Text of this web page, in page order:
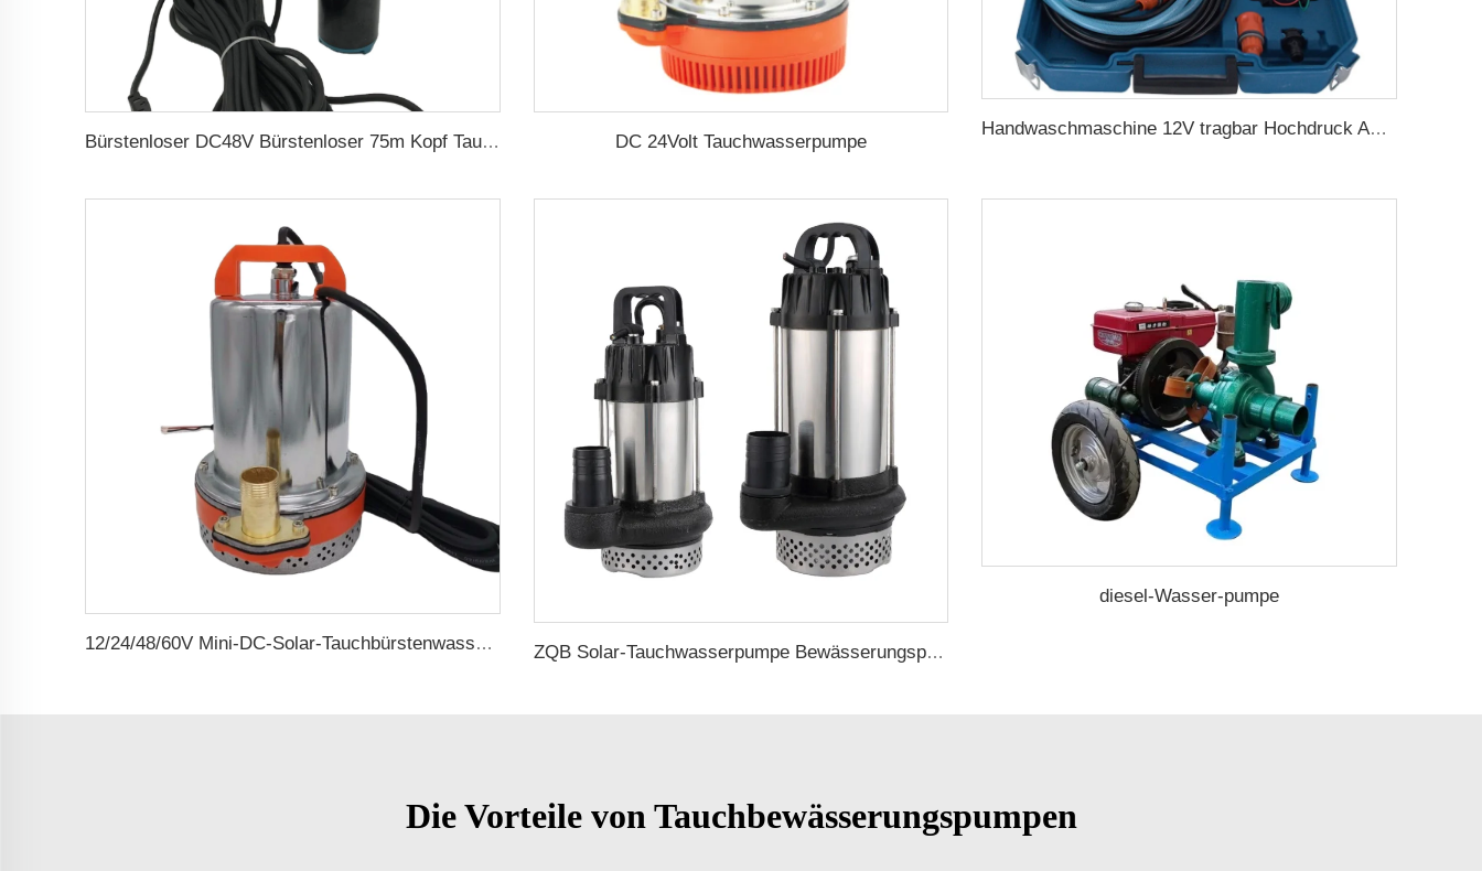
Bürstenloser DC48V Bürstenloser 75m Kopf Tauchbare Solar Schraubenwasserpumpe für landwirtschaftliche Bewässerung DC 24Volt Tauchwasserpumpe
Handwaschmaschine 12V tragbar Hochdruck Autowaschmaschinenpumpe
12/24/48/60V Mini-DC-Solar-Tauchbürstenwasserpumpe ZQB Solar-Tauchwasserpumpe Bewässerungspumpe
diesel-Wasser-pumpe
Die Vorteile von Tauchbewässerungspumpen